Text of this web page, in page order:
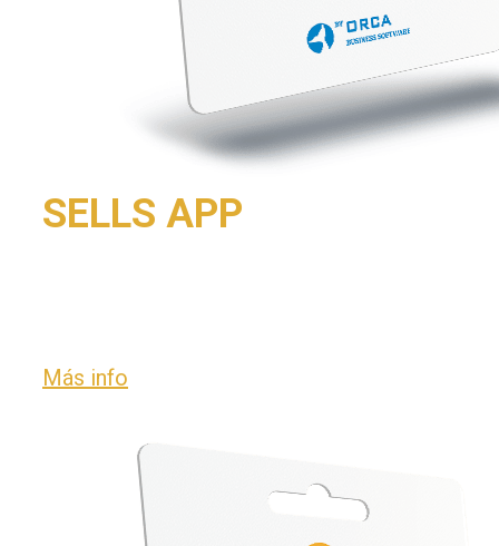
SELLS APP
Más info